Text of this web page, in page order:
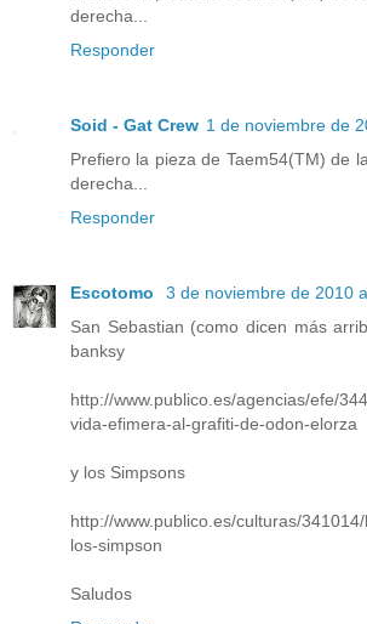
derecha...
Responder
Soid - Gat Crew 1 de noviembre de
Prefiero la pieza de Taem54(TM) de
derecha...
Responder
Escotomo
3 de noviembre de 2010
San Sebastian (como dicen más
banksy
http://www.publico.es/agencias/efe/
vida-efimera-al-grafiti-de-odon-elorza
y los Simpsons
http://www.publico.es/culturas/
los-simpson
Saludos